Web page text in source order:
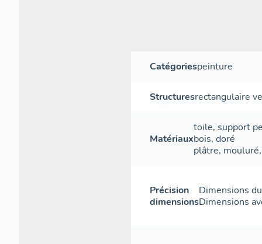
Catégoriespeinture
Structuresrectangulaire
Matériaux
toile, support
bois, doré
plâtre, mouluré
Précision
dimensions
Dimensions
Dimensions